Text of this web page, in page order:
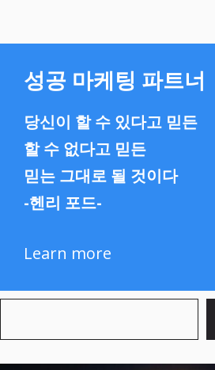
성공 마케팅 파트너
당신이 할 수 있다고 믿든
할 수 없다고 믿든
믿는 그대로 될 것이다
-헨리 포드-
Learn more
색